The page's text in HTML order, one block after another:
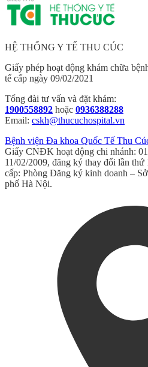
HỆ THỐNG Y TẾ THU CÚC
Giấy phép hoạt động khám chữa
tế cấp ngày 09/02/2021
Tổng đài tư vấn và đặt khám:
1900558892 hoặc 0936388288
Email: cskh@thucuchospital.vn
Bệnh viện Đa khoa Quốc Tế Thu
Giấy CNĐK hoạt động chi nhánh:
11/02/2009, đăng ký thay đổi lần
cấp: Phòng Đăng ký kinh doanh –
phố Hà Nội.